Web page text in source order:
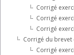
Corrigé
Corrigé
Corrigé
Corrigé du brevet
Corrigé